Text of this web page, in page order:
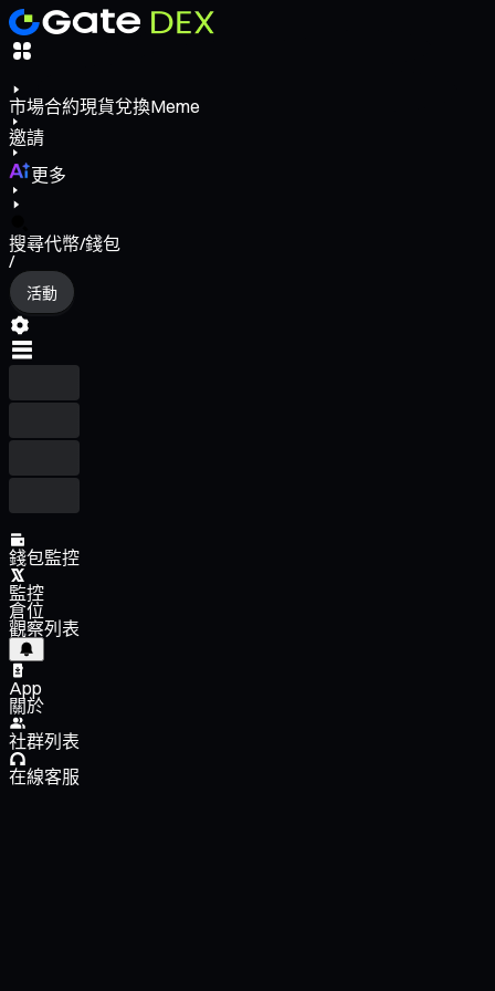
市場合約現貨兌換Meme
邀請
更多
搜尋代幣/錢包
/
活動
錢包監控
監控
倉位
觀察列表
App
關於
社群列表
在線客服